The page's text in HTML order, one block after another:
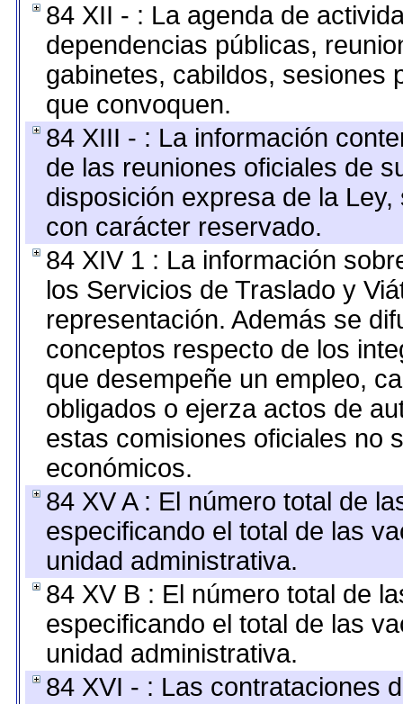
84 XII - : La agenda de
dependencias públicas,
gabinetes, cabildos, sesiones
que convoquen.
84 XIII - : La información
de las reuniones oficiales de
disposición expresa de la
con carácter reservado.
84 XIV 1 : La información
los Servicios de Traslado y
representación. Además se
conceptos respecto de los
que desempeñe un empleo,
obligados o ejerza actos de
estas comisiones oficiales no
económicos.
84 XV A : El número total de
especificando el total de las
unidad administrativa.
84 XV B : El número total de
especificando el total de las
unidad administrativa.
84 XVI - : Las contrataciones